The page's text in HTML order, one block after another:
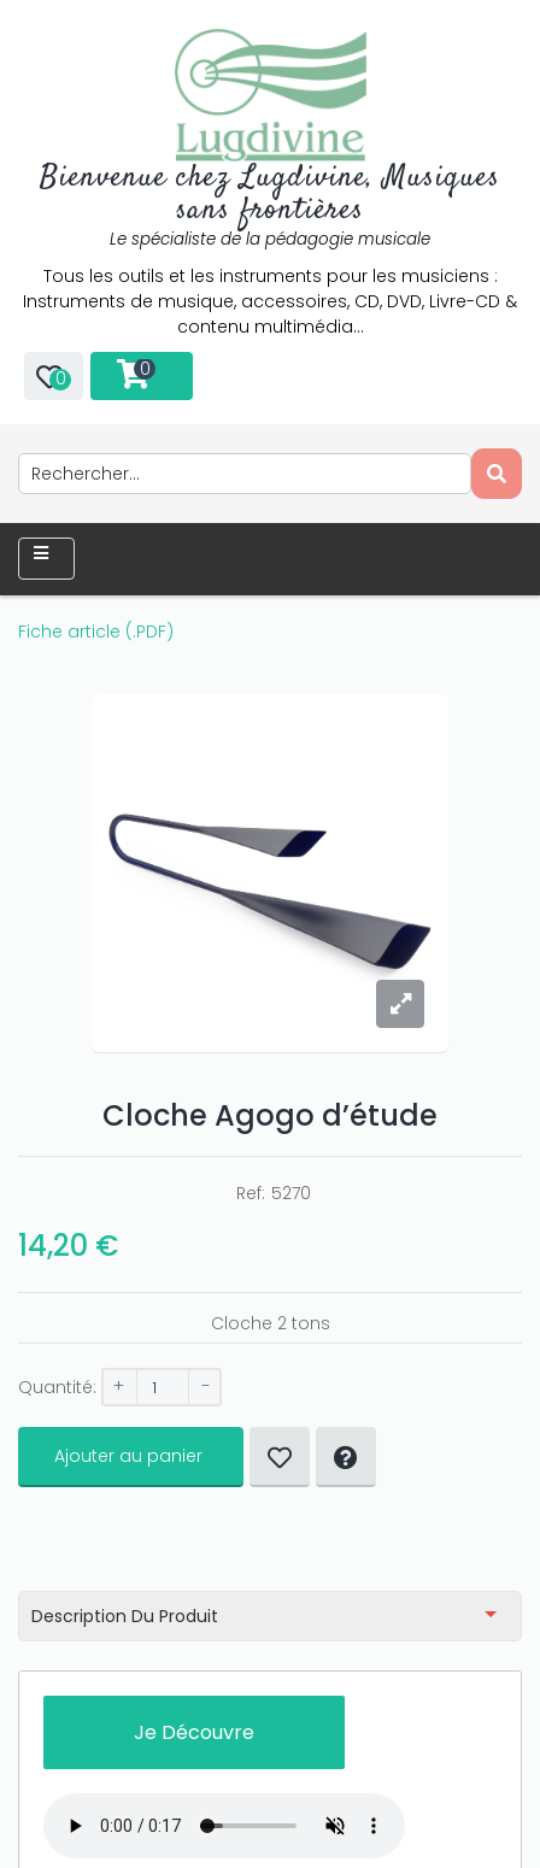
Bienvenue chez Lugdivine, Musiques
sans frontières
Le spécialiste de la pédagogie musicale
Tous les outils et les instruments pour les musiciens :
Instruments de musique, accessoires, CD, DVD, Livre-CD &
contenu multimédia…
0 0
Fiche article (.PDF)
Cloche Agogo d’étude
Ref: 5270
14,20 €
Cloche 2 tons
Quantité: + -
Ajouter au panier
Description Du Produit
Je Découvre
Only play atJoo casino
if you really want to win a huge